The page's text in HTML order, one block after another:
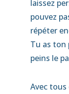
laissez
pouvez
répéter
Tu as ton
peins le
Avec